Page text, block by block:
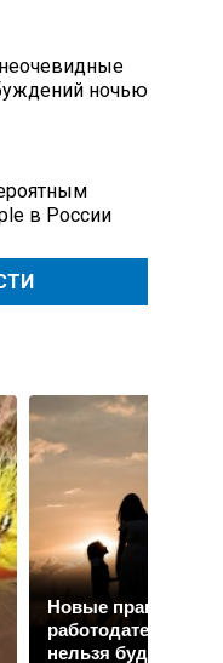
ночью
в России
Новые правила для
работодателей: кого
нельзя будет